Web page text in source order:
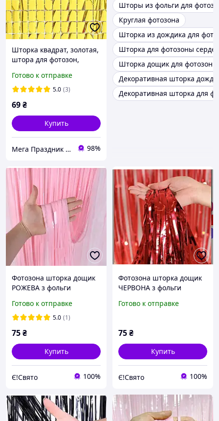
Шторка квадрат, золотая,
штора для фотозон,
Готово к отправке
5.0 (3)
69₴
Купить
Мега Праздник – магазин аксессуаров для праздника и все для оформления воздушными шарами ОПТ. 98%
Шторы из фольги для
Круглая фотозона
Шторка из дождика для
Шторка для фотозоны
Шторка дощик для фотозоны
Декоративная шторка
Декоративная шторка для
Фотозона шторка дощик
РОЖЕВА з фольги
Готово к отправке
5.0 (1)
75₴
Купить
Є!Свято 100%
Фотозона шторка дощик
ЧЕРВОНА з фольги
Готово к отправке
75₴
Купить
Є!Свято 100%